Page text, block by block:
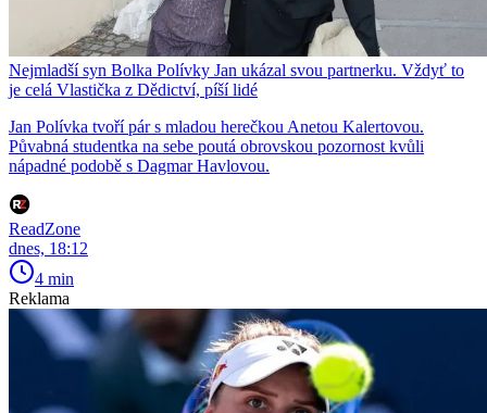
Nejmladší syn Bolka Polívky Jan ukázal svou partnerku. Vždyť to
je celá Vlastička z Dědictví, píší lidé
Jan Polívka tvoří pár s mladou herečkou Anetou Kalertovou.
Půvabná studentka na sebe poutá obrovskou pozornost kvůli
nápadné podobě s Dagmar Havlovou.
ReadZone
dnes, 18:12
4 min
Reklama